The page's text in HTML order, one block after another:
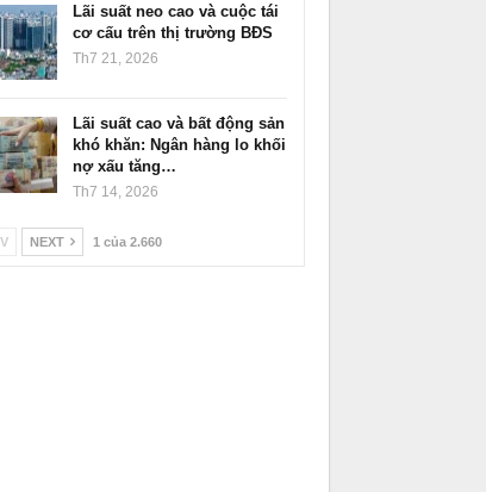
Lãi suất neo cao và cuộc tái
cơ cấu trên thị trường BĐS
Th7 21, 2026
Lãi suất cao và bất động sản
khó khăn: Ngân hàng lo khối
nợ xấu tăng…
Th7 14, 2026
NEXT 1 của 2.660